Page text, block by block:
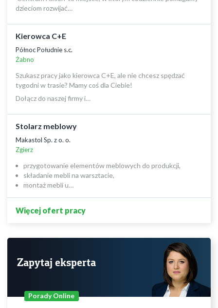
dzieciom rozwijać…
Kierowca C+E
Północ Południe s.c.
Żabno
Szukasz pracy jako kierowca C+E, ale nie chcesz spędzać
tygodni w trasie? Mamy coś dla Ciebie!
Dołącz do naszej firmy i…
Stolarz meblowy
Makastol Sp. z o. o.
Zgierz
przygotowanie elementów meblowych do produkcji,
składanie mebli na warsztacie,
montaż mebli u…
Więcej ofert pracy
Zapytaj eksperta
Porady Online